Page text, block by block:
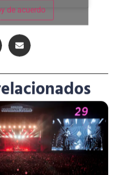
de acuerdo